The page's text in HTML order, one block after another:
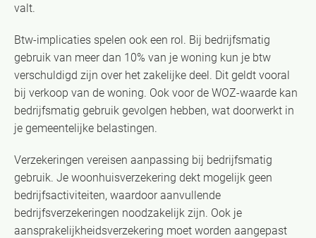
valt.
Btw-implicaties spelen ook een rol. Bij bedrijfsmatig
gebruik van meer dan 10% van je woning kun je btw
verschuldigd zijn over het zakelijke deel. Dit geldt vooral
bij verkoop van de woning. Ook voor de WOZ-waarde kan
bedrijfsmatig gebruik gevolgen hebben, wat doorwerkt in
je gemeentelijke belastingen.
Verzekeringen vereisen aanpassing bij bedrijfsmatig
gebruik. Je woonhuisverzekering dekt mogelijk geen
bedrijfsactiviteiten, waardoor aanvullende
bedrijfsverzekeringen noodzakelijk zijn. Ook je
aansprakelijkheidsverzekering moet worden aangepast